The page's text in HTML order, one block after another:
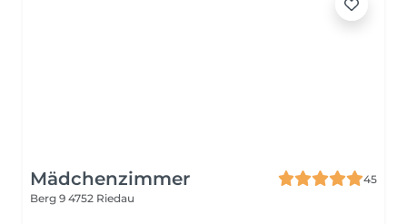
Mädchenzimmer
45
Berg 9 4752 Riedau